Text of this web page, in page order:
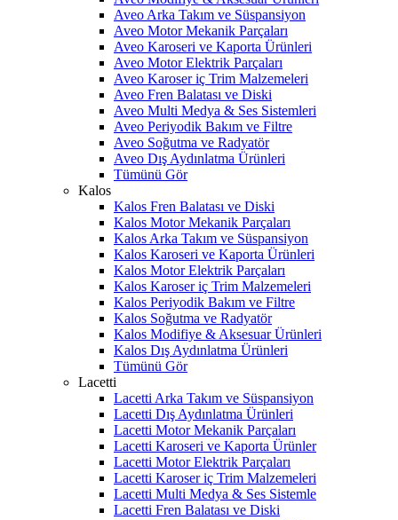
Aveo Arka Takım ve Süspansiyon
Aveo Motor Mekanik Parçaları
Aveo Karoseri ve Kaporta Ürünleri
Aveo Motor Elektrik Parçaları
Aveo Karoser iç Trim Malzemeleri
Aveo Fren Balatası ve Diski
Aveo Multi Medya & Ses Sistemleri
Aveo Periyodik Bakım ve Filtre
Aveo Soğutma ve Radyatör
Aveo Dış Aydınlatma Ürünleri
Tümünü Gör
Kalos
Kalos Fren Balatası ve Diski
Kalos Motor Mekanik Parçaları
Kalos Arka Takım ve Süspansiyon
Kalos Karoseri ve Kaporta Ürünleri
Kalos Motor Elektrik Parçaları
Kalos Karoser iç Trim Malzemeleri
Kalos Periyodik Bakım ve Filtre
Kalos Soğutma ve Radyatör
Kalos Modifiye & Aksesuar Ürünleri
Kalos Dış Aydınlatma Ürünleri
Tümünü Gör
Lacetti
Lacetti Arka Takım ve Süspansiyon
Lacetti Dış Aydınlatma Ürünleri
Lacetti Motor Mekanik Parçaları
Lacetti Karoseri ve Kaporta Ürünler
Lacetti Motor Elektrik Parçaları
Lacetti Karoser iç Trim Malzemeleri
Lacetti Multi Medya & Ses Sistemle
Lacetti Fren Balatası ve Diski